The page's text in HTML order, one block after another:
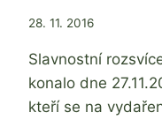
Od
28. 11. 2016
Slavnostní
konalo dne
kteří se na